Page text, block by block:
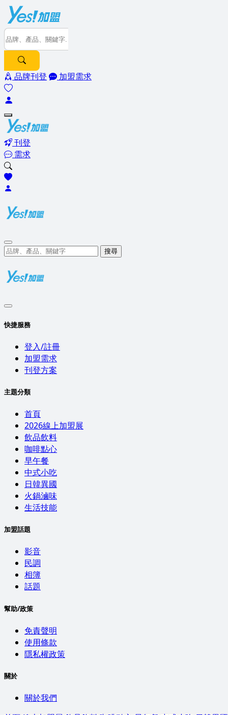
品牌刊登 加盟需求
刊登
需求
搜尋
快捷服務
登入/註冊
加盟需求
刊登方案
主題分類
首頁
2026線上加盟展
飲品飲料
咖啡點心
早午餐
中式小吃
日韓異國
火鍋滷味
生活技能
加盟話題
影音
民調
相簿
話題
幫助/政策
免責聲明
使用條款
隱私權政策
關於
關於我們